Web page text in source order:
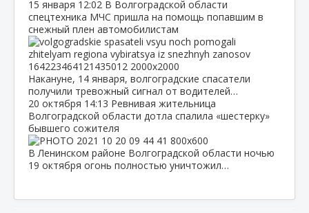
15 января 12:02 В Волгоградской области
спецтехника МЧС пришла на помощь попавшим в
снежный плен автомобилистам
Накануне, 14 января, волгоградские спасатели
получили тревожный сигнал от водителей…
20 октября 14:13 Ревнивая жительница
Волгоградской области дотла спалила «шестерку»
бывшего сожителя
В Ленинском районе Волгоградской области ночью
19 октября огонь полностью уничтожил…